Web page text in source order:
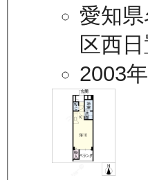
愛知県
区西
2003